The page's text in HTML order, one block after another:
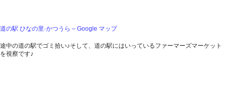
道の駅 ひなの里·かつうら – Google マップ
途中の道の駅でゴミ拾い♪そして、道の駅にはいっているファーマーズマーケット
を視察です♪